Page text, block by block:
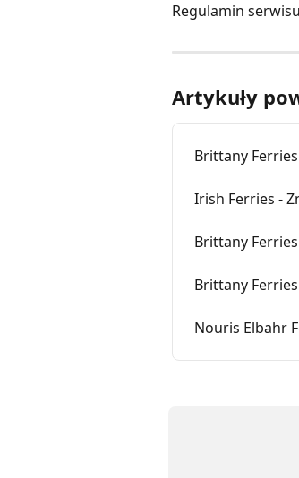
Regulamin serwisu
Artykuły
Brittany
Irish Ferries -
Brittany
Brittany
Nouris Elbahr